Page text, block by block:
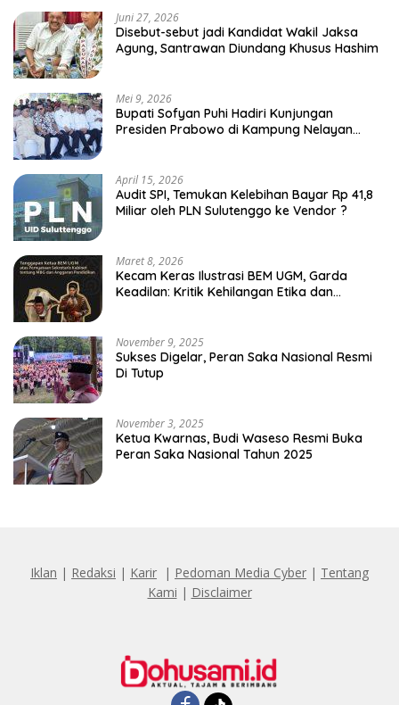
Juni 27, 2026
Disebut-sebut jadi Kandidat Wakil Jaksa
Agung, Santrawan Diundang Khusus Hashim
Mei 9, 2026
Bupati Sofyan Puhi Hadiri Kunjungan
Presiden Prabowo di Kampung Nelayan
April 15, 2026
Audit SPI, Temukan Kelebihan Bayar Rp 41,8
Miliar oleh PLN Sulutenggo ke Vendor ?
Maret 8, 2026
Kecam Keras Ilustrasi BEM UGM, Garda
Keadilan: Kritik Kehilangan Etika dan
November 9, 2025
Sukses Digelar, Peran Saka Nasional Resmi
Di Tutup
November 3, 2025
Ketua Kwarnas, Budi Waseso Resmi Buka
Peran Saka Nasional Tahun 2025
Iklan | Redaksi | Karir | Pedoman Media Cyber | Tentang
Kami | Disclaimer